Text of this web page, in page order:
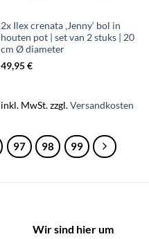
2x Ilex crenata ‚Jenny‘ bol in
houten pot | set van 2 stuks | 20
cm Ø diameter
49,95€
inkl. MwSt.zzgl.Versandkosten
97 98 99
Wir sind hier um